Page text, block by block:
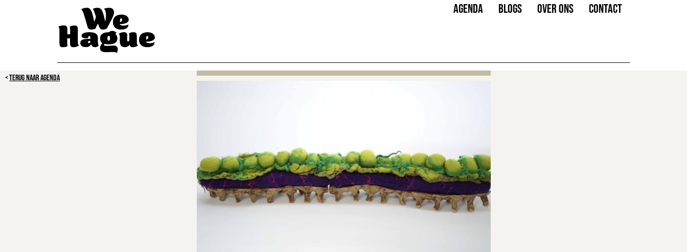
AGENDA BLOGS OVER ONS CONTACT
TERUG NAAR AGENDA